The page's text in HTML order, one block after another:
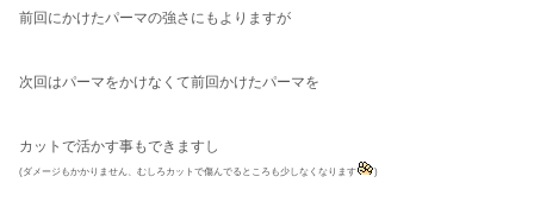
前回にかけたパーマの強さにもよりますが
次回はパーマをかけなくて前回かけたパーマを
カットで活かす事もできますし
(ダメージもかかりません、むしろカットで傷んでるところも少しなくなります )